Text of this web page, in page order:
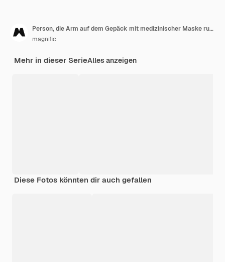
Person, die Arm auf dem Gepäck mit medizinischer Maske ruht
magnific
Mehr in dieser SerieAlles anzeigen
Diese Fotos könnten dir auch gefallen